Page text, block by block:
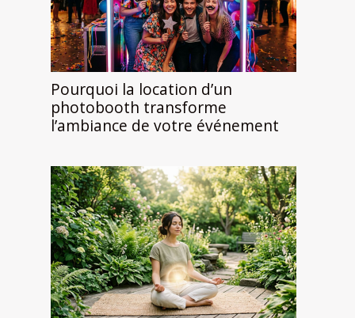
Pourquoi la location d’un
photobooth transforme
l’ambiance de votre événement